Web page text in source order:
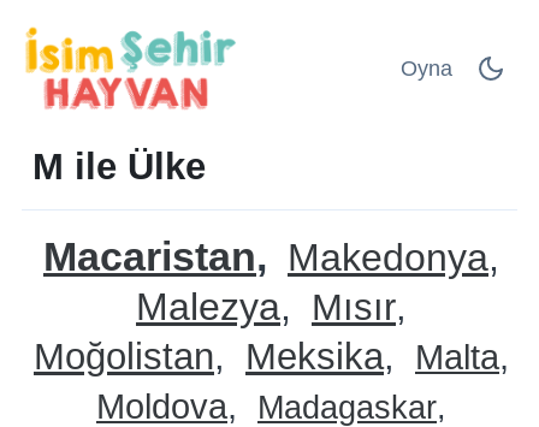
Oyna
M ile Ülke
Macaristan
Makedonya
Malezya
Mısır
Moğolistan
Meksika
Malta
Moldova
Madagaskar